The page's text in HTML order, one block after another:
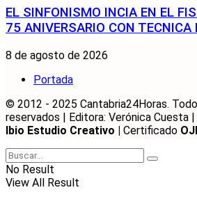
EL SINFONISMO INCIA EN EL
75 ANIVERSARIO CON TECNICA
8 de agosto de 2026
Portada
© 2012 - 2025 Cantabria24Horas.
reservados | Editora: Verónica Cuesta
Ibio Estudio Creativo | Certificado
No Result
View All Result